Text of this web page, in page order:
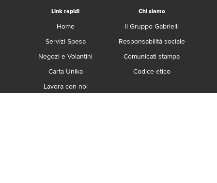
Link rapidi
Home
Servizi Spesa
Negozi e Volantini
Carta Unika
Lavora con noi
Chi siamo
Il Gruppo Gabrielli
Responsabilità sociale
Comunicati stampa
Codice etico